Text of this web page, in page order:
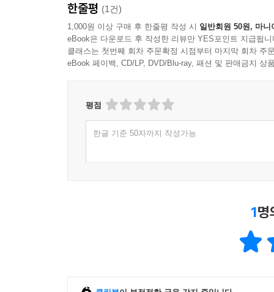
한줄평 (1건)
1,000원 이상 구매 후 한줄평 작성 시 일반회원 50원, 마니
eBook은 다운로드 후 작성한 리뷰만 YES포인트 지급됩니
클래스는 첫번째 회차 주문확정 시점부터 마지막 회차 주
eBook 페이백, CD/LP, DVD/Blu-ray, 패션 및 판매금지 상
평점
한글 기준 50자까지 작성가능
1명